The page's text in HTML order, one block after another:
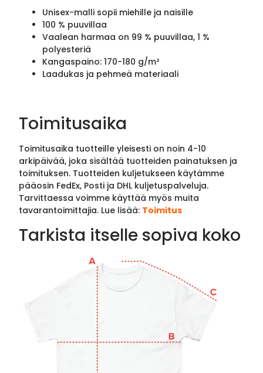
Unisex-malli sopii miehille ja naisille
100 % puuvillaa
Vaalean harmaa on 99 % puuvillaa, 1 %
polyesteriä
Kangaspaino: 170-180 g/m²
Laadukas ja pehmeä materiaali
Toimitusaika
Toimitusaika tuotteille yleisesti on noin 4-10
arkipäivää, joka sisältää tuotteiden painatuksen ja
toimituksen. Tuotteiden kuljetukseen käytämme
pääosin FedEx, Posti ja DHL kuljetuspalveluja.
Tarvittaessa voimme käyttää myös muita
tavarantoimittajia. Lue lisää: Toimitus
Tarkista itselle sopiva koko